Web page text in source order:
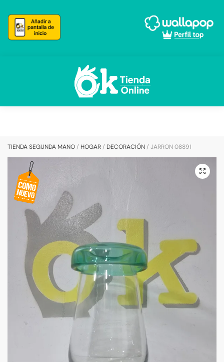
navigation
content
TIENDA SEGUNDA MANO/ HOGAR/ DECORACIÓN/ JARRON 08891